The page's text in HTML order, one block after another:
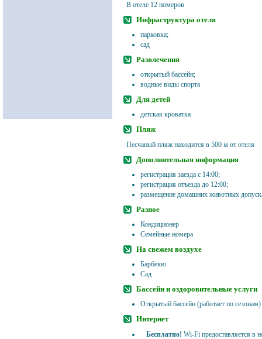
В отеле 12 номеров
Инфраструктура отеля
парковка;
сад
Развлечения
открытый бассейн;
водные виды спорта
Для детей
детская кроватка
Пляж
Песчаный пляж находится в 500 м от отеля
Дополнительная информация
регистрация заезда с 14:00;
регистрация отъезда до 12:00;
размещение домашних животных
Разное
Кондиционер
Семейные номера
На свежем воздухе
Барбекю
Сад
Бассейн и оздоровительные услуги
Открытый бассейн (работает по сезонам)
Интернет
Бесплатно! Wi-Fi предоставляется в